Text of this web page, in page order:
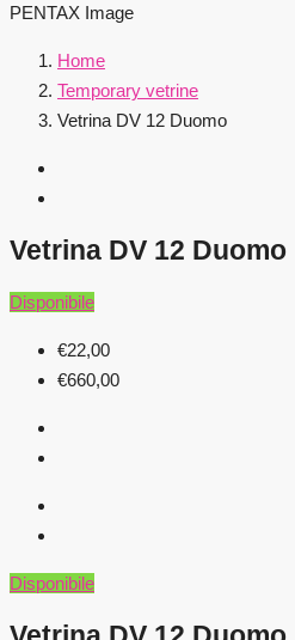
PENTAX Image
Home
Temporary vetrine
Vetrina DV 12 Duomo
Vetrina DV 12 Duomo
Disponibile
€22,00
€660,00
Disponibile